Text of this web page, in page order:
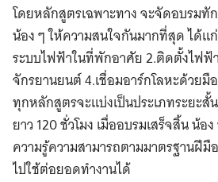
โดยหลักสูตรเฉพาะทาง จะจัดอบรม
น้อง ๆ ให้ความสนใจกันมากที่สุด ได้แ
ระบบไฟฟ้าในที่พักอาศัย 2.ติดตั้งไฟฟ้
จักรยานยนต์ 4.เชื่อมอาร์กโลหะด้วยมื
ทุกหลักสูตรจะแบ่งเป็นประเภทระยะสั้
ยาว 120 ชั่วโมง เมื่ออบรมเสร็จสิ้น น้อ
ความรู้ความสามารถตามมาตรฐานฝีมื
ไปใช้ต่อยอดทำงานได้